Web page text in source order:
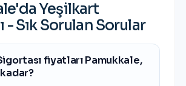
'da Yeşilkart
- Sık Sorulan Sorular
fiyatları Pamukkale,